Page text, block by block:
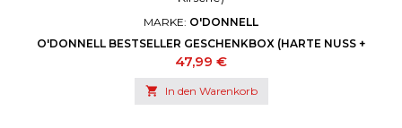
MARKE: O'DONNELL
O'DONNELL BESTSELLER GESCHENKBOX (HARTE NUSS +
PRALLE KIRSCHE)
Preis
47,99 €
 In den Warenkorb